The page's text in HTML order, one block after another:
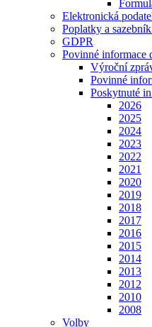
Elektronická
Poplatky a
GDPR
Povinné informace
Výroční
Povinné
Poskytnuté
2026
2025
2024
2023
2022
2021
2020
2019
2018
2017
2016
2015
2014
2013
2012
2010
2008
Volby